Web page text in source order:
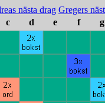
nästa drag Gregers
c d e f g